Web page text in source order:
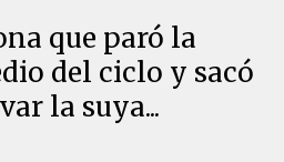
que paró la
del ciclo y sacó
la suya...